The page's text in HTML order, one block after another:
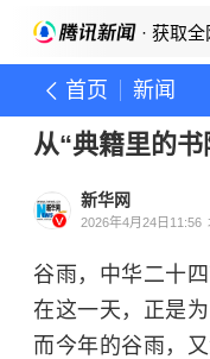
· 获取
首页 新闻
从“典籍里的
新华网
2026年4月24日11:56
谷雨，中华二十
在这一天，正是为
而今年的谷雨，